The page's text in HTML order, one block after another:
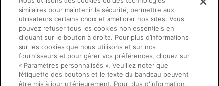
(OPENS IN A NEW TAB)
MON DOSSIER MEMBRE
similaires pour maintenir la sécurité, permettre aux
utilisateurs certains choix et améliorer nos sites. Vous
pouvez refuser tous les cookies non essentiels en
cliquant sur le bouton à droite. Pour plus d’informations
sur les cookies que nous utilisons et sur nos
fournisseurs et pour gérer vos préférences, cliquez sur
« Paramètres personnalisés ». Veuillez noter que
l’étiquette des boutons et le texte du bandeau peuvent
être mis à jour ultérieurement. Pour plus d'information,